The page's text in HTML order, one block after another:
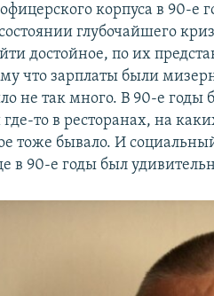
корпуса в 90-е
глубочайшего
достойное, по их
что зарплаты были
не так много. В 90-е
то в ресторанах, на
тоже бывало. И
в 90-е годы был